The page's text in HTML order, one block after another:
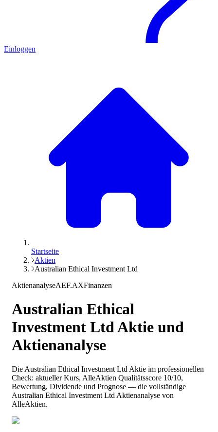
Einloggen
Startseite
Aktien
Australian Ethical Investment Ltd
AktienanalyseAEF.AXFinanzen
Australian Ethical
Investment LtdAktie und
Aktienanalyse
Die Australian Ethical Investment Ltd Aktie im professionellen
Check: aktueller Kurs, AlleAktien Qualitätsscore 10/10,
Bewertung, Dividende und Prognose — die vollständige
Australian Ethical Investment Ltd Aktienanalyse von
AlleAktien.